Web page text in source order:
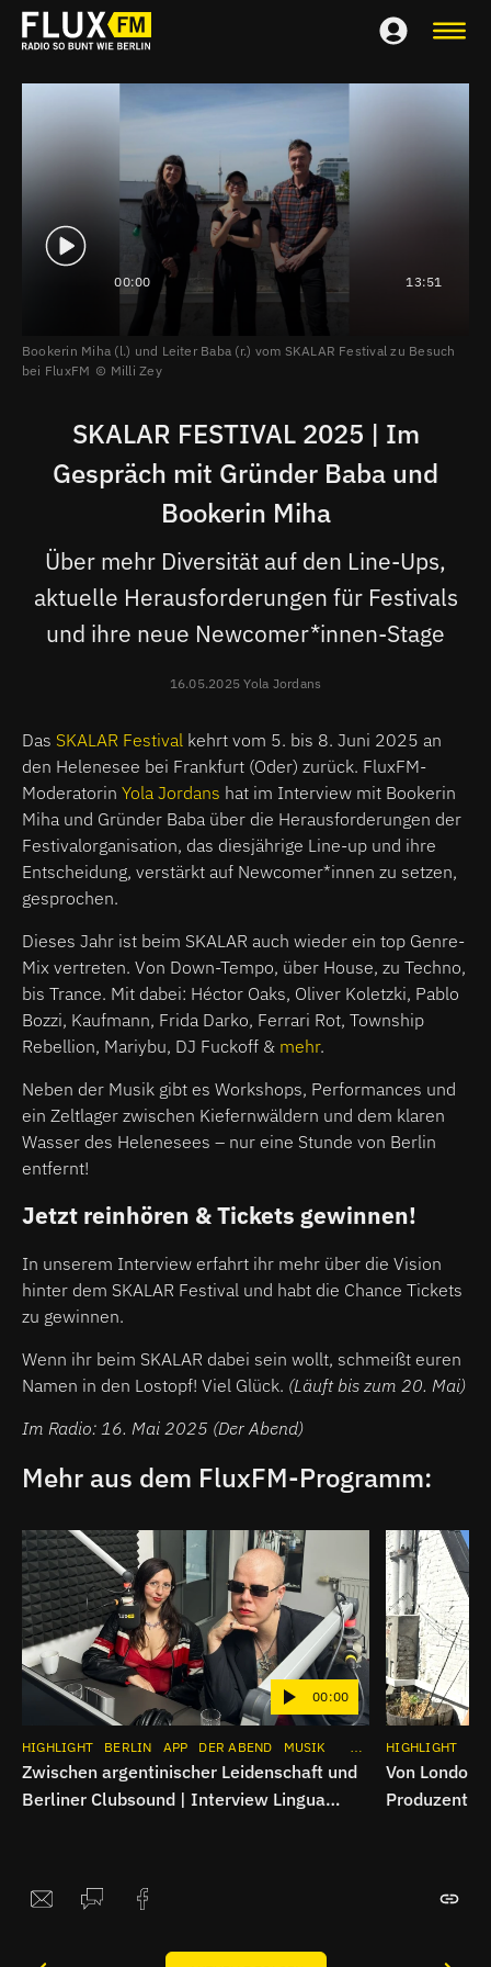
00:00 13:51
Bookerin Miha (l.) und Leiter Baba (r.) vom SKALAR Festival zu Besuch
bei FluxFM
Milli Zey
SKALAR FESTIVAL 2025 | Im
Gespräch mit Gründer Baba und
Bookerin Miha
Über mehr Diversität auf den Line-Ups,
aktuelle Herausforderungen für Festivals
und ihre neue Newcomer*innen-Stage
16.05.2025 Yola Jordans
Das SKALAR Festival kehrt vom 5. bis 8. Juni 2025 an
den Helenesee bei Frankfurt (Oder) zurück. FluxFM-
Moderatorin Yola Jordans hat im Interview mit Bookerin
Miha und Gründer Baba über die Herausforderungen der
Festivalorganisation, das diesjährige Line-up und ihre
Entscheidung, verstärkt auf Newcomer*innen zu setzen,
gesprochen.
Dieses Jahr ist beim SKALAR auch wieder ein top Genre-
Mix vertreten. Von Down-Tempo, über House, zu Techno,
bis Trance. Mit dabei: Héctor Oaks, Oliver Koletzki, Pablo
Bozzi, Kaufmann, Frida Darko, Ferrari Rot, Township
Rebellion, Mariybu, DJ Fuckoff & mehr.
Neben der Musik gibt es Workshops, Performances und
ein Zeltlager zwischen Kiefernwäldern und dem klaren
Wasser des Helenesees – nur eine Stunde von Berlin
entfernt!
Jetzt reinhören & Tickets gewinnen!
In unserem Interview erfahrt ihr mehr über die Vision
hinter dem SKALAR Festival und habt die Chance Tickets
zu gewinnen.
Wenn ihr beim SKALAR dabei sein wollt, schmeißt euren
Namen in den Lostopf! Viel Glück. (Läuft bis zum 20. Mai)
Im Radio: 16. Mai 2025 (Der Abend)
Mehr aus dem FluxFM-Programm:
00:00
HIGHLIGHT BERLIN APP DER ABEND MUSIK INSTAGRAM
Zwischen argentinischer Leidenschaft und
Berliner Clubsound | Interview Lingua
HIGHLIGHT
Von London